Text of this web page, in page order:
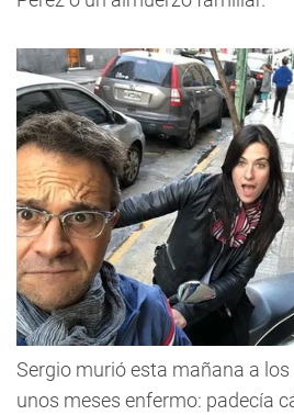
Sergio murió esta mañana a los
unos meses enfermo: padecía